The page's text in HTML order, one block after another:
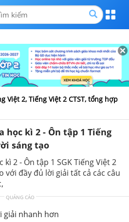
Việt 2, Tiếng Việt 2 CTST, tổng hợp
học kì 2 - Ôn tập 1 Tiếng
sáng tạo
2 - Ôn tập 1 SGK Tiếng Việt 2
với đầy đủ lời giải tất cả các câu
QUẢNG CÁO
giải nhanh hơn